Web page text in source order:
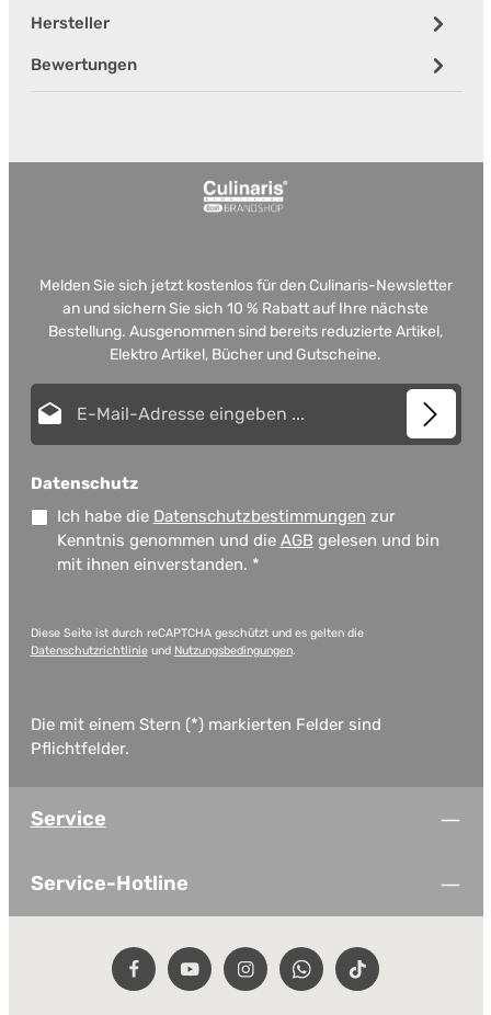
Hersteller
Bewertungen
Melden Sie sich jetzt kostenlos für den Culinaris-Newsletter
an und sichern Sie sich 10 % Rabatt auf Ihre nächste
Bestellung. Ausgenommen sind bereits reduzierte Artikel,
Elektro Artikel, Bücher und Gutscheine.
Datenschutz
Ich habe die Datenschutzbestimmungen zur
Kenntnis genommen und die AGB gelesen und bin
mit ihnen einverstanden. *
Diese Seite ist durch reCAPTCHA geschützt und es gelten die
Datenschutzrichtlinieund Nutzungsbedingungen.
Die mit einem Stern (*) markierten Felder sind
Pflichtfelder.
Service
Service-Hotline